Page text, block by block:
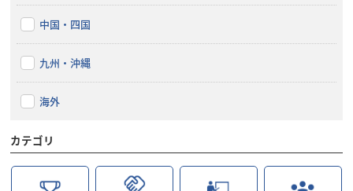
中国・四国
九州・沖縄
海外
カテゴリ